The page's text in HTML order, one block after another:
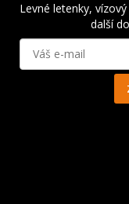
Rádi Ti pomůžeme s
Levné letenky,
další